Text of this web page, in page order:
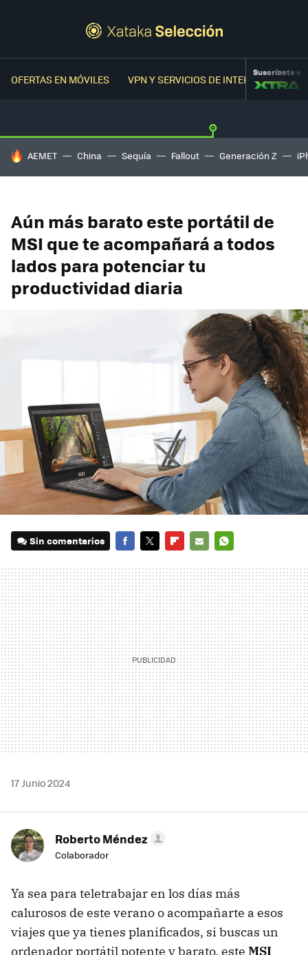
OFERTAS EN MÓVILES VPN Y SERVICIOS DE INTERNETSuscríbete a
HOY SE HABLA DE
AEMET China Sequía Fallout Generación Z
Aún más barato este portátil de
MSI que te acompañará a todos
lados para potenciar tu
productividad diaria
Sin comentarios
MAIL
17 Junio 2024
Roberto Méndez
Colaborador
Ya sea para teletrabajar en los días más
calurosos de este verano o acompañarte a esos
viajes que ya tienes planificados, si buscas un
ordenador portátil potente y barato, este MSI